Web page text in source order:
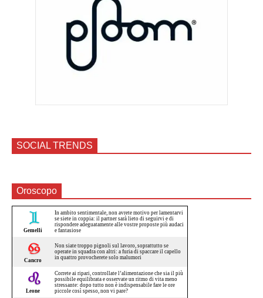
SOCIAL TRENDS
Oroscopo